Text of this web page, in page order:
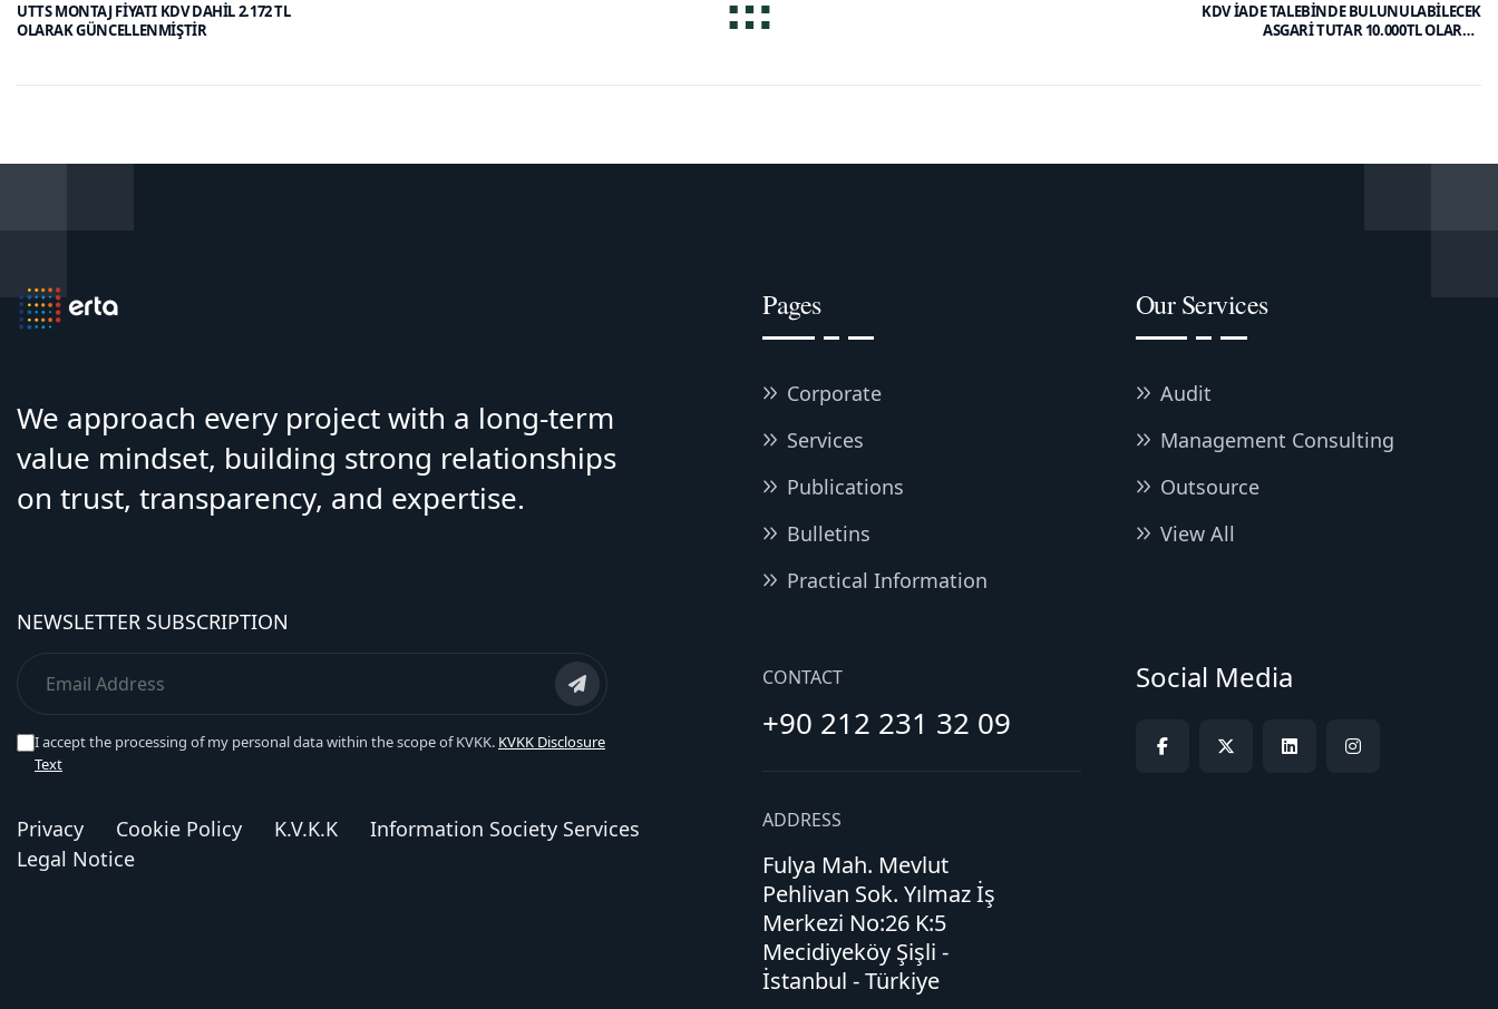
UTTS MONTAJ FİYATI KDV DAHİL 2.172 TL
OLARAK GÜNCELLENMİŞTİR
KDV İADE TALEBİNDE BULUNULABİLECEK
ASGARİ TUTAR 10.000TL OLARAK
We approach every project with a long-term
value mindset, building strong relationships
on trust, transparency, and expertise.
NEWSLETTER SUBSCRIPTION
I accept the processing of my personal data within the scope of KVKK. KVKK Disclosure
Text
Privacy Cookie Policy K.V.K.K
Information Society Services
Legal Notice
Pages
Corporate
Services
Publications
Bulletins
Practical Information
Our Services
Audit
Management Consulting
Outsource
View All
CONTACT
+90 212 231 32 09
ADDRESS
Fulya Mah. Mevlut
Pehlivan Sok. Yılmaz İş
Merkezi No:26 K:5
Mecidiyeköy Şişli -
İstanbul - Türkiye
Social Media